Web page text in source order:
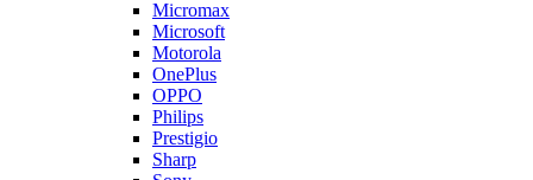
Micromax
Microsoft
Motorola
OnePlus
OPPO
Philips
Prestigio
Sharp